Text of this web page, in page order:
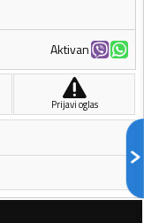
Aktivan
Prijavi oglas